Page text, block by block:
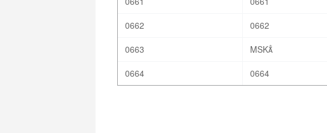
0662
0662
0663
MSK
0664
0664